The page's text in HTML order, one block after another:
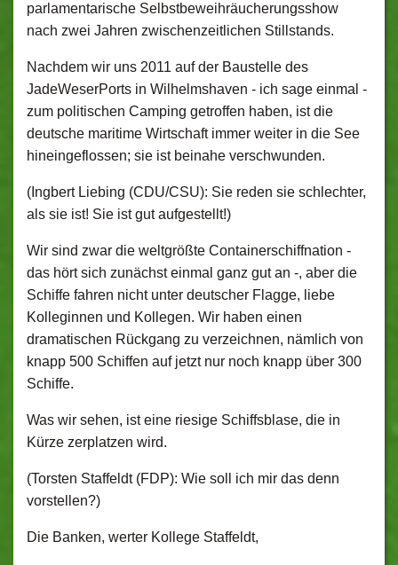
parlamentarische Selbstbeweihräucherungsshow
nach zwei Jahren zwischenzeitlichen Stillstands.
Nachdem wir uns 2011 auf der Baustelle des
JadeWeserPorts in Wilhelmshaven ‑ ich sage einmal ‑
zum politischen Camping getroffen haben, ist die
deutsche maritime Wirtschaft immer weiter in die See
hineingeflossen; sie ist beinahe verschwunden.
(Ingbert Liebing (CDU/CSU): Sie reden sie schlechter,
als sie ist! Sie ist gut aufgestellt!)
Wir sind zwar die weltgrößte Containerschiffnation ‑
das hört sich zunächst einmal ganz gut an ‑, aber die
Schiffe fahren nicht unter deutscher Flagge, liebe
Kolleginnen und Kollegen. Wir haben einen
dramatischen Rückgang zu verzeichnen, nämlich von
knapp 500 Schiffen auf jetzt nur noch knapp über 300
Schiffe.
Was wir sehen, ist eine riesige Schiffsblase, die in
Kürze zerplatzen wird.
(Torsten Staffeldt (FDP): Wie soll ich mir das denn
vorstellen?)
Die Banken, werter Kollege Staffeldt,